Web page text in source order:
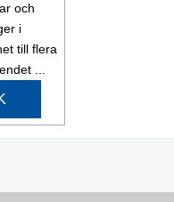
och
i
till flera
...